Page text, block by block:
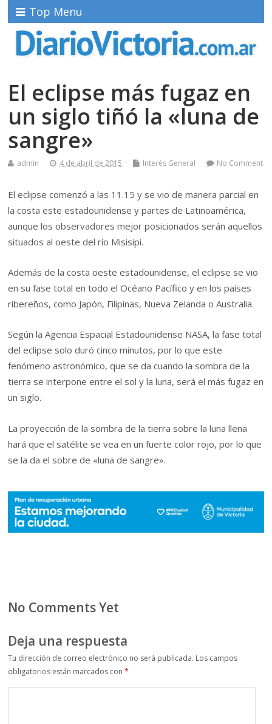
Top Menu
El eclipse más fugaz en
un siglo tiñó la «luna de
sangre»
admin 4 de abril de 2015 Interés General No Comment
El eclipse comenzó a las 11.15 y se vio de manera parcial en
la costa este estadounidense y partes de Latinoamérica,
aunque los observadores mejor posicionados serán aquellos
situados al oeste del río Misisipi.
Además de la costa oeste estadounidense, el eclipse se vio
en su fase total en todo el Océano Pacífico y en los países
ribereños, como Japón, Filipinas, Nueva Zelanda o Australia.
Según la Agencia Espacial Estadounidense NASA, la fase total
del eclipse solo duró cinco minutos, por lo que este
fenómeno astronómico, que se da cuando la sombra de la
tierra se interpone entre el sol y la luna, será el más fugaz en
un siglo.
La proyección de la sombra de la tierra sobre la luna llena
hará que el satélite se vea en un fuerte color rojo, por lo que
se la da el sobre de «luna de sangre».
No Comments Yet
Deja una respuesta
Tu dirección de correo electrónico no será publicada. Los campos
obligatorios están marcados con*